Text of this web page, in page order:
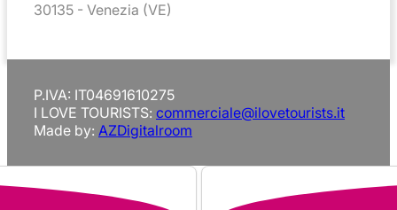
30135 - Venezia (VE)
P.IVA: IT04691610275
I LOVE TOURISTS: commerciale@ilovetourists.it
Made by: AZDigitalroom